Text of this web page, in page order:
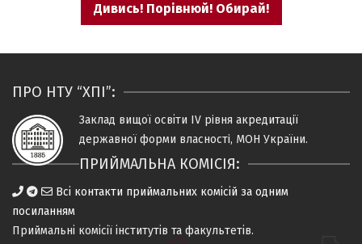
Дивись! Порівнюй! Обирай!
ПРО НТУ “ХПІ”:
Заклад вищої освіти IV рiвня акредитацiї
державної форми власностi, МОН України.
ПРИЙМАЛЬНА КОМІСІЯ:
Всі контакти приймальних комісій за одним
посиланням
Приймальні комісії інститутів та факультетів.